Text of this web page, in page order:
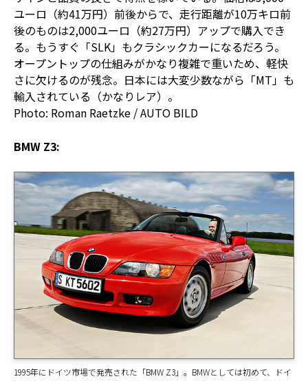
ユーロ（約41万円）前後からで、走行距離が10万キロ前
後のものは2,000ユーロ（約27万円）アップで購入でき
る。もうすぐ「SLK」もクラシックカーになるだろう。
オープントップの仕組みがかなり複雑で重いため、軽快
さに欠けるのが残念。日本には大変少数ながら「MT」も
輸入されている（かなりレア）。
Photo: Roman Raetzke / AUTO BILD
BMW Z3:
1995年にドイツ市場で発売された「BMW Z3」。BMWとしては初めて、ドイ